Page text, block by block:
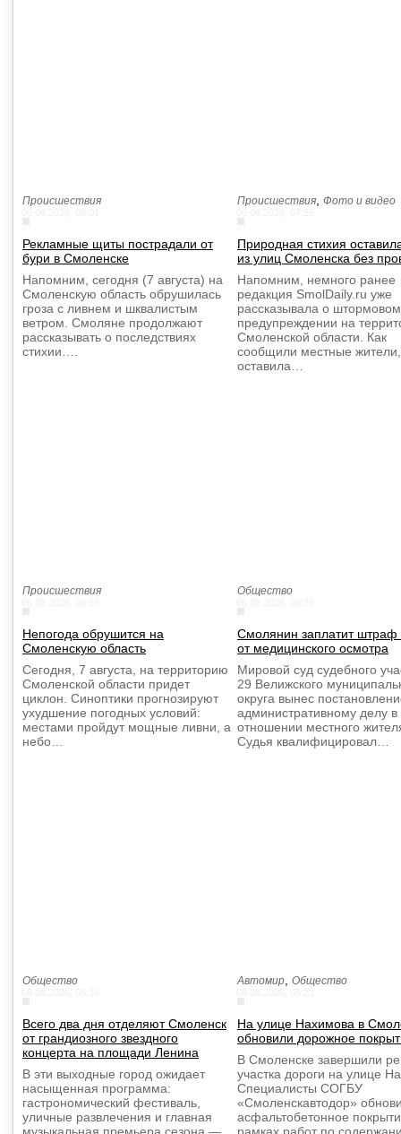
Происшествия
Рекламные щиты пострадали от
бури в Смоленске
Напомним, сегодня (7 августа) на
Смоленскую область обрушилась
гроза с ливнем и шквалистым
ветром. Смоляне продолжают
рассказывать о последствиях
стихии….
Происшествия Фото и видео
Природная стихия
из улиц Смоленска без
Напомним, немного ранее
редакция SmolDaily.ru уже
рассказывала о штормовом
предупреждении на
Смоленской области. Как
сообщили местные жители,
оставила…
Происшествия
Непогода обрушится на
Смоленскую область
Сегодня, 7 августа, на территорию
Смоленской области придет
циклон. Синоптики прогнозируют
ухудшение погодных условий:
местами пройдут мощные ливни, а
небо…
Общество
Смолянин заплатит штраф
от медицинского осмотра
Мировой суд судебного
29 Велижского
округа вынес
административному делу в
отношении местного
Судья квалифицировал…
Общество
Всего два дня отделяют Смоленск
от грандиозного звездного
концерта на площади Ленина
В эти выходные город ожидает
насыщенная программа:
гастрономический фестиваль,
уличные развлечения и главная
Автомир Общество
На улице Нахимова в
обновили дорожное
В Смоленске завершили
участка дороги на улице
Специалисты СОГБУ
«Смоленскавтодор»
асфальтобетонное